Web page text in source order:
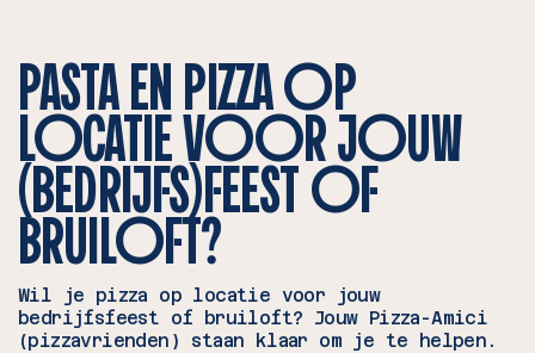
PASTA EN PIZZA OP
LOCATIE VOOR JOUW
(BEDRIJFS)FEEST OF
BRUILOFT?
Wil je pizza op locatie voor jouw
bedrijfsfeest of bruiloft? Jouw Pizza-Amici
(pizzavrienden) staan klaar om je te helpen.